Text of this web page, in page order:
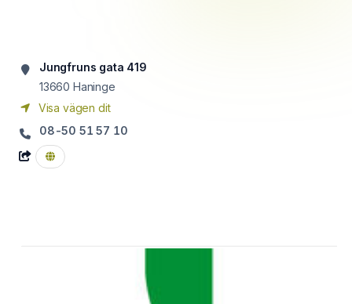
Jungfruns gata 419
13660 Haninge
Visa vägen dit
08-50 51 57 10